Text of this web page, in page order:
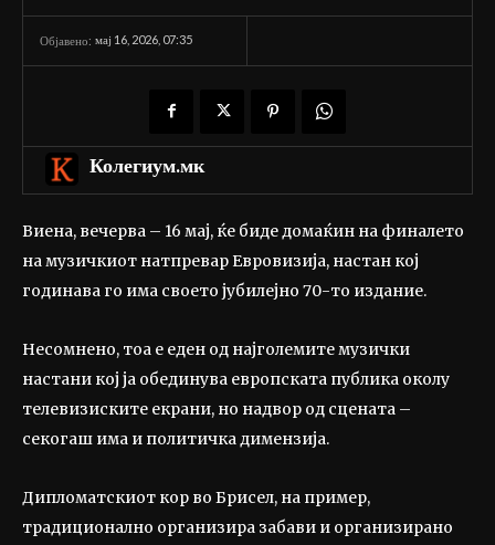
Објавено: мај 16, 2026, 07:35
Колегиум.мк
Виена, вечерва – 16 мај, ќе биде домаќин на финалето
на музичкиот натпревар Евровизија, настан кој
годинава го има своето јубилејно 70-то издание.
Несомнено, тоа е еден од најголемите музички
настани кој ја обединува европската публика околу
телевизиските екрани, но надвор од сцената –
секогаш има и политичка димензија.
Дипломатскиот кор во Брисел, на пример,
традиционално организира забави и организирано